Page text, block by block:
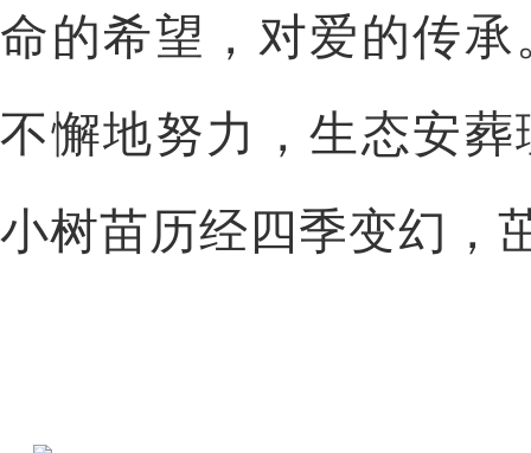
命的希望，对爱的传
不懈地努力，生态安
小树苗历经四季变幻，